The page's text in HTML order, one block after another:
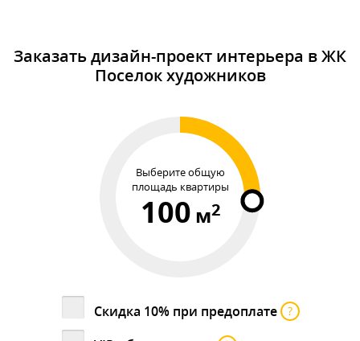
Заказать дизайн-проект интерьера в ЖК
Поселок художников
Выберите общую
площадь квартиры
100 м2
Скидка 10% при предоплате ?